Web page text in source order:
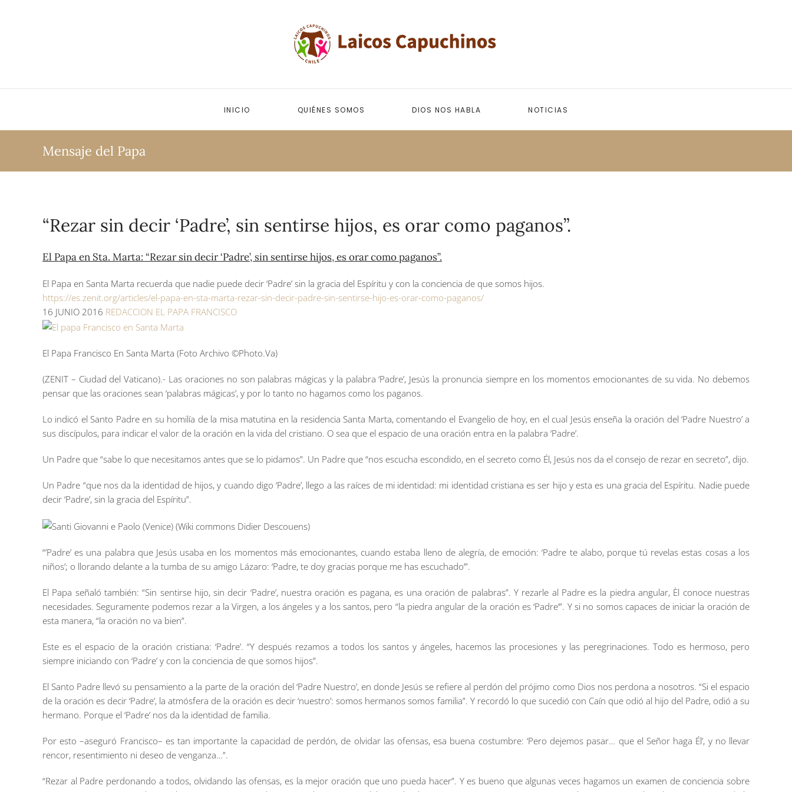
INICIO QUIÉNES SOMOS DIOS NOS HABLA NOTICIAS
Mensaje del Papa
“Rezar sin decir ‘Padre’, sin sentirse hijos, es orar como paganos”.
El Papa en Sta. Marta: “Rezar sin decir ‘Padre’, sin sentirse hijos, es orar como paganos”.
El Papa en Santa Marta recuerda que nadie puede decir ‘Padre’ sin la gracia del Espíritu y con la conciencia de que somos hijos.
https://es.zenit.org/articles/el-papa-en-sta-marta-rezar-sin-decir-padre-sin-sentirse-hijo-es-orar-como-paganos/
16 JUNIO 2016 REDACCION EL PAPA FRANCISCO
El Papa Francisco En Santa Marta (Foto Archivo ©Photo.Va)
(ZENIT – Ciudad del Vaticano).- Las oraciones no son palabras mágicas y la palabra ‘Padre’, Jesús la pronuncia siempre en los momentos emocionantes de su vida. No debemos
pensar que las oraciones sean ‘palabras mágicas’, y por lo tanto no hagamos como los paganos.
Lo indicó el Santo Padre en su homilía de la misa matutina en la residencia Santa Marta, comentando el Evangelio de hoy, en el cual Jesús enseña la oración del ‘Padre Nuestro’ a
sus discípulos, para indicar el valor de la oración en la vida del cristiano. O sea que el espacio de una oración entra en la palabra ‘Padre’.
Un Padre que “sabe lo que necesitamos antes que se lo pidamos”. Un Padre que “nos escucha escondido, en el secreto como Él, Jesús nos da el consejo de rezar en secreto”, dijo.
Un Padre “que nos da la identidad de hijos, y cuando digo ‘Padre’, llego a las raíces de mi identidad: mi identidad cristiana es ser hijo y esta es una gracia del Espíritu. Nadie puede
decir ‘Padre’, sin la gracia del Espíritu”.
“’Padre’ es una palabra que Jesús usaba en los momentos más emocionantes, cuando estaba lleno de alegría, de emoción: ‘Padre te alabo, porque tú revelas estas cosas a los
niños’; o llorando delante a la tumba de su amigo Lázaro: ‘Padre, te doy gracias porque me has escuchado’”.
El Papa señaló también: “Sin sentirse hijo, sin decir ‘Padre’, nuestra oración es pagana, es una oración de palabras”. Y rezarle al Padre es la piedra angular, Èl conoce nuestras
necesidades. Seguramente podemos rezar a la Virgen, a los ángeles y a los santos, pero “la piedra angular de la oración es ‘Padre’”. Y si no somos capaces de iniciar la oración de
esta manera, “la oración no va bien”.
Este es el espacio de la oración cristiana: ‘Padre’. “Y después rezamos a todos los santos y ángeles, hacemos las procesiones y las peregrinaciones. Todo es hermoso, pero
siempre iniciando con ‘Padre’ y con la conciencia de que somos hijos”.
El Santo Padre llevó su pensamiento a la parte de la oración del ‘Padre Nuestro’, en donde Jesús se refiere al perdón del prójimo como Dios nos perdona a nosotros. “Si el espacio
de la oración es decir ‘Padre’, la atmósfera de la oración es decir ‘nuestro’: somos hermanos somos familia”. Y recordó lo que sucedió con Caín que odió al hijo del Padre, odió a su
hermano. Porque el ‘Padre’ nos da la identidad de familia.
Por esto –aseguró Francisco– es tan importante la capacidad de perdón, de olvidar las ofensas, esa buena costumbre: ‘Pero dejemos pasar… que el Señor haga Él’, y no llevar
rencor, resentimiento ni deseo de venganza…”.
“Rezar al Padre perdonando a todos, olvidando las ofensas, es la mejor oración que uno pueda hacer”. Y es bueno que algunas veces hagamos un examen de conciencia sobre